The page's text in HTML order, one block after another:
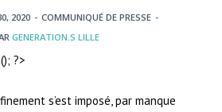
2020 - COMMUNIQUÉ DE PRESSE -
GENERATION.S LILLE
s’est imposé, par manque